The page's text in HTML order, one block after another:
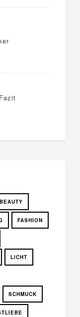
BEAUTY
FASHION
LICHT
SCHMUCK